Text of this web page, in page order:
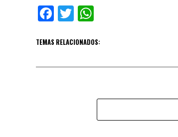
Facebook
Twitter
TEMAS RELACIONADOS: